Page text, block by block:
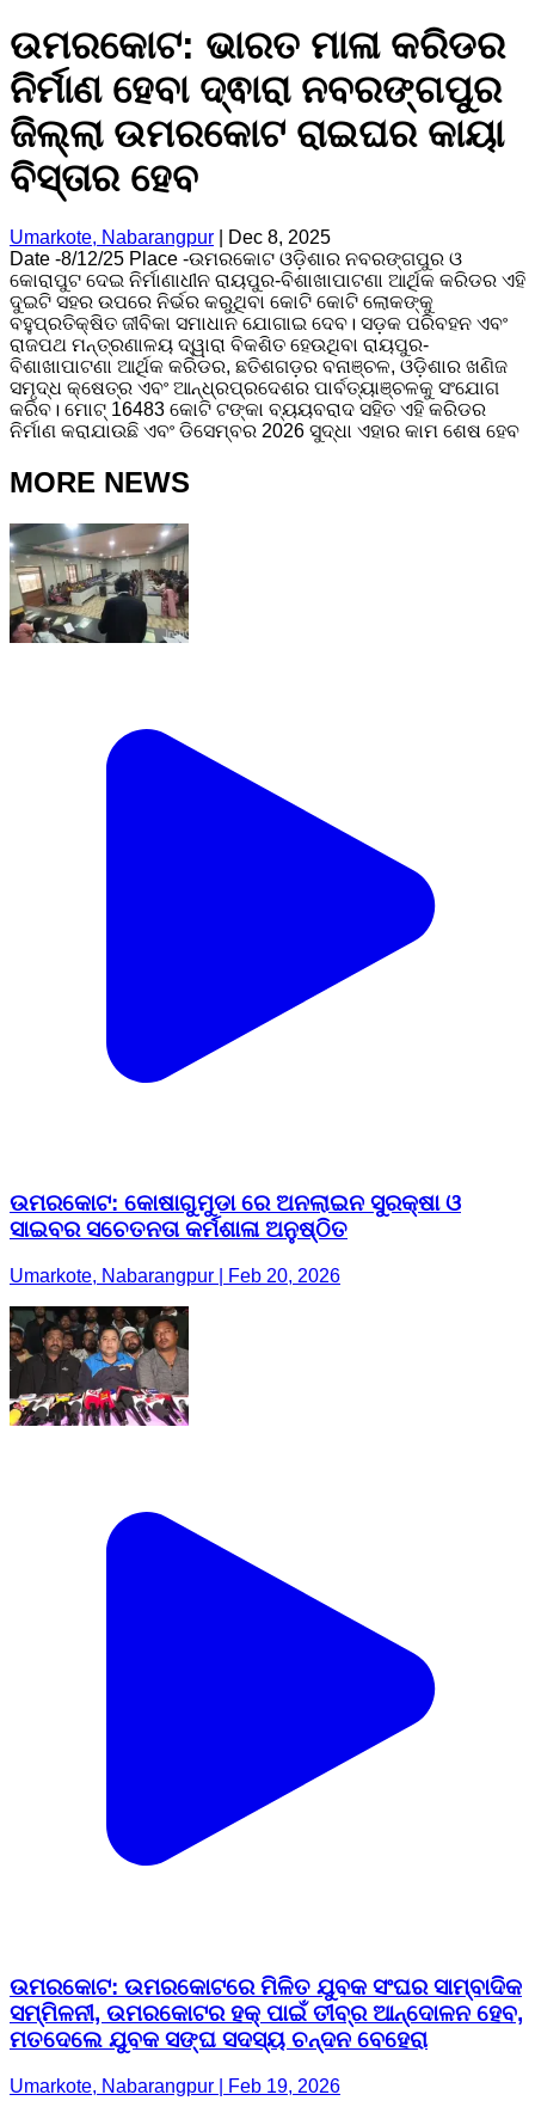
ଉମରକୋଟ: ଭାରତ ମାଳା କରିଡର
ନିର୍ମାଣ ହେବା ଦ୍ଵାରା ନବରଙ୍ଗପୁର
ଜିଲ୍ଲା ଉମରକୋଟ ରାଇଘର କାୟା
ବିସ୍ତାର ହେବ
Umarkote, Nabarangpur
Dec 8, 2025
Date -8/12/25 Place -ଉମରକୋଟ ଓଡ଼ିଶାର ନବରଙ୍ଗପୁର ଓ
କୋରାପୁଟ ଦେଇ ନିର୍ମାଣାଧୀନ ରାୟପୁର-ବିଶାଖାପାଟଣା ଆର୍ଥିକ କରିଡର ଏହି
ଦୁଇଟି ସହର ଉପରେ ନିର୍ଭର କରୁଥିବା କୋଟି କୋଟି ଲୋକଙ୍କୁ
ବହୁପ୍ରତିକ୍ଷିତ ଜୀବିକା ସମାଧାନ ଯୋଗାଇ ଦେବ। ସଡ଼କ ପରିବହନ ଏବଂ
ରାଜପଥ ମନ୍ତ୍ରଣାଳୟ ଦ୍ୱାରା ବିକଶିତ ହେଉଥିବା ରାୟପୁର-
ବିଶାଖାପାଟଣା ଆର୍ଥିକ କରିଡର, ଛତିଶଗଡ଼ର ବନାଞ୍ଚଳ, ଓଡ଼ିଶାର ଖଣିଜ
ସମୃଦ୍ଧ କ୍ଷେତ୍ର ଏବଂ ଆନ୍ଧ୍ରପ୍ରଦେଶର ପାର୍ବତ୍ୟାଞ୍ଚଳକୁ ସଂଯୋଗ
କରିବ। ମୋଟ୍‌ 16483 କୋଟି ଟଙ୍କା ବ୍ୟୟବରାଦ ସହିତ ଏହି କରିଡର
ନିର୍ମାଣ କରାଯାଉଛି ଏବଂ ଡିସେମ୍ବର 2026 ସୁଦ୍ଧା ଏହାର କାମ ଶେଷ ହେବ
MORE NEWS
ଉମରକୋଟ: କୋଷାଗୁମୁଡା ରେ ଅନଲାଇନ ସୁରକ୍ଷା ଓ
ସାଇବର ସଚେତନତା କର୍ମଶାଳା ଅନୁଷ୍ଠିତ
Umarkote, Nabarangpur | Feb 20, 2026
ଉମରକୋଟ: ଉମରକୋଟରେ ମିଳିତ ଯୁବକ ସଂଘର ସାମ୍ବାଦିକ
ସମ୍ମିଳନୀ, ଉମରକୋଟର ହକ୍ ପାଇଁ ତୀବ୍ର ଆନ୍ଦୋଳନ ହେବ,
ମତଦେଲେ ଯୁବକ ସଙ୍ଘ ସଦସ୍ୟ ଚନ୍ଦନ ବେହେରା
Umarkote, Nabarangpur | Feb 19, 2026